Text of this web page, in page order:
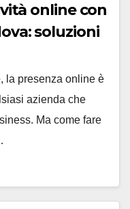
online con
soluzioni
la presenza online è
azienda che
Ma come fare